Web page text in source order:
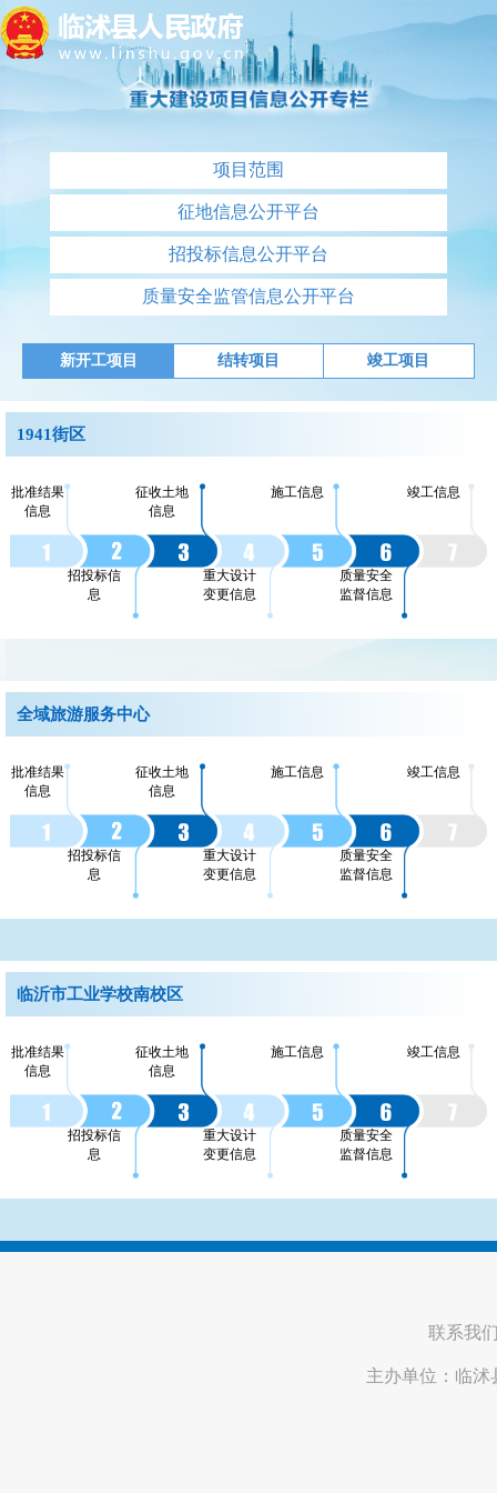
项目范围
征地信息公开平台
招投标信息公开平台
质量安全监管信息公开平台
新开工项目 结转项目 竣工项目
1941街区
批准结果
信息
招投标信
息
征收土地
信息
重大设计
变更信息
施工信息
质量安全
监督信息
竣工信息
全域旅游服务中心
批准结果
信息
招投标信
息
征收土地
信息
重大设计
变更信息
施工信息
质量安全
监督信息
竣工信息
临沂市工业学校南校区
批准结果
信息
招投标信
息
征收土地
信息
重大设计
变更信息
施工信息
质量安全
监督信息
竣工信息
联系我
主办单位：临